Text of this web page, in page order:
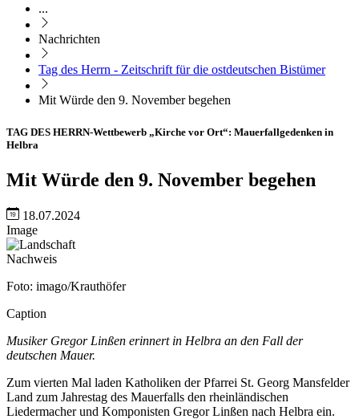
...
Nachrichten
Tag des Herrn - Zeitschrift für die ostdeutschen Bistümer
Mit Würde den 9. November begehen
TAG DES HERRN-Wettbewerb „Kirche vor Ort“: Mauerfallgedenken in
Helbra
Mit Würde den 9. November begehen
18.07.2024
Image
Nachweis
Foto: imago/Krauthöfer
Caption
Musiker Gregor Linßen erinnert in Helbra an den Fall der
deutschen Mauer.
Zum vierten Mal laden Katholiken der Pfarrei St. Georg Mansfelder
Land zum Jahrestag des Mauerfalls den rheinländischen
Liedermacher und Komponisten Gregor Linßen nach Helbra ein.